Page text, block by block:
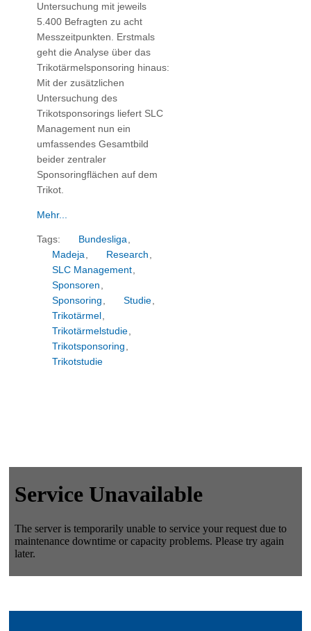
Untersuchung mit jeweils
5.400 Befragten zu acht
Messzeitpunkten. Erstmals
geht die Analyse über das
Trikotärmelsponsoring hinaus:
Mit der zusätzlichen
Untersuchung des
Trikotsponsorings liefert SLC
Management nun ein
umfassendes Gesamtbild
beider zentraler
Sponsoringflächen auf dem
Trikot.
Mehr...
Tags: Bundesliga,
Madeja, Research ,
SLC Management,
Sponsoren ,
Sponsoring , Studie,
Trikotärmel ,
Trikotärmelstudie,
Trikotsponsoring ,
Trikotstudie